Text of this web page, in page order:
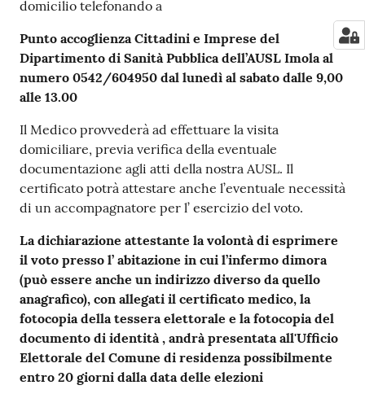
domicilio telefonando a
Punto accoglienza Cittadini e Imprese del
Dipartimento di Sanità Pubblica dell’AUSL Imola al
numero 0542/604950 dal lunedì al sabato dalle 9,00
alle 13.00
Il Medico provvederà ad effettuare la visita
domiciliare, previa verifica della eventuale
documentazione agli atti della nostra AUSL. Il
certificato potrà attestare anche l’eventuale necessità
di un accompagnatore per l’ esercizio del voto.
La dichiarazione attestante la volontà di esprimere
il voto presso l’ abitazione in cui l’infermo dimora
(può essere anche un indirizzo diverso da quello
anagrafico), con allegati il certificato medico, la
fotocopia della tessera elettorale e la fotocopia del
documento di identità , andrà presentata all'Ufficio
Elettorale del Comune di residenza possibilmente
entro 20 giorni dalla data delle elezioni